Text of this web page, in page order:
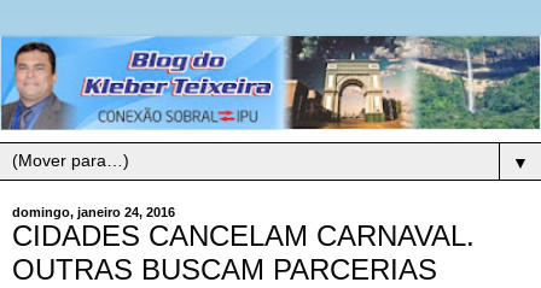
▼
domingo, janeiro 24, 2016
CIDADES CANCELAM CARNAVAL.
OUTRAS BUSCAM PARCERIAS